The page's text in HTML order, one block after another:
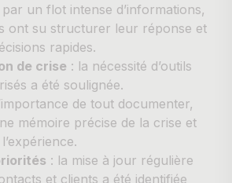
un flot intense d’informations,
ont su structurer leur réponse et
rapides.
de crise : la nécessité d’outils
a été soulignée.
de tout documenter,
mémoire précise de la crise et
: la mise à jour régulière
et clients a été identifiée